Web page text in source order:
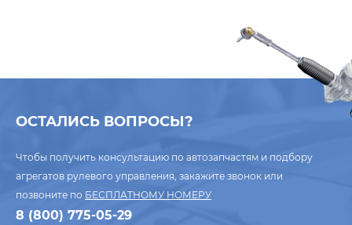
ОСТАЛИСЬ ВОПРОСЫ?
Чтобы получить консультацию по автозапчастям и подбору
агрегатов рулевого управления, закажите звонок или
позвоните по БЕСПЛАТНОМУ НОМЕРУ
8 (800) 775-05-29